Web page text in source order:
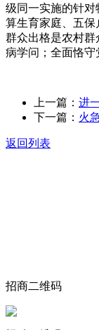
级同一实施的针
算生育家庭、五
群众出格是农村
病学问；全面恪守
上一篇： 进
下一篇： 火
返回列表
招商二维码